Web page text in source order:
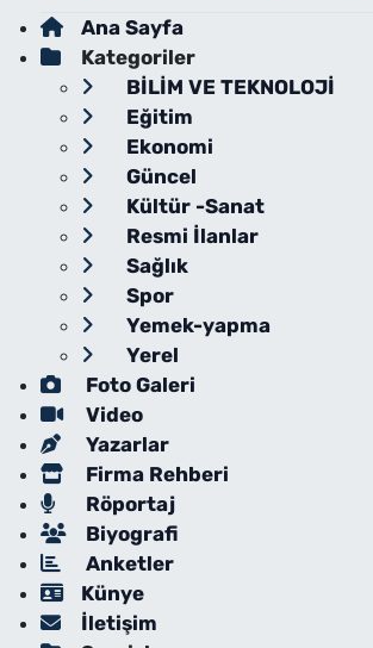
Ana Sayfa
Kategoriler
BİLİM VE TEKNOLOJİ
Eğitim
Ekonomi
Güncel
Kültür -Sanat
Resmi İlanlar
Sağlık
Spor
Yemek-yapma
Yerel
Foto Galeri
Video
Yazarlar
Firma Rehberi
Röportaj
Biyografi
Anketler
Künye
İletişim